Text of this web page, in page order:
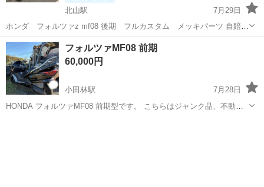
北山駅
7月29日
ホンダ フォルツァz mf08 後期 フルカスタム メッキパーツ 自賠責
2年つき！ 現車確認必須！ 走行距離13000キロ 変動します。 調子
抜群！！ 最高速度120キロ確認済み！それ以上怖くて出せません、 オ
イ...
栃木 真岡市 北山駅 ホンダ メッキ
フォルツァMF08 前期
60,000円
小田林駅
7月28日
HONDA フォルツァMF08 前期型です。 こちらはジャンク品、不動